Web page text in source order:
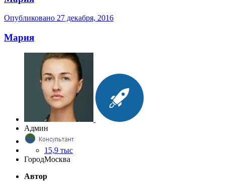
Опубликовано 27 декабря, 2016
Мария
Админ
15,9 тыс
ГородМосква
Автор